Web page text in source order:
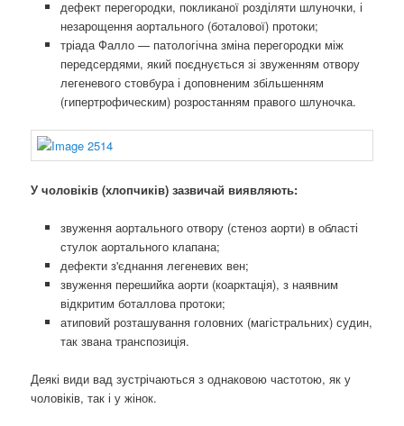
дефект перегородки, покликаної розділяти шлуночки, і
незарощення аортального (боталової) протоки;
тріада Фалло — патологічна зміна перегородки між
передсердями, який поєднується зі звуженням отвору
легеневого стовбура і доповненим збільшенням
(гипертрофическим) розростанням правого шлуночка.
У чоловіків (хлопчиків) зазвичай виявляють:
звуження аортального отвору (стеноз аорти) в області
стулок аортального клапана;
дефекти з'єднання легеневих вен;
звуження перешийка аорти (коарктація), з наявним
відкритим боталлова протоки;
атиповий розташування головних (магістральних) судин,
так звана транспозиція.
Деякі види вад зустрічаються з однаковою частотою, як у
чоловіків, так і у жінок.